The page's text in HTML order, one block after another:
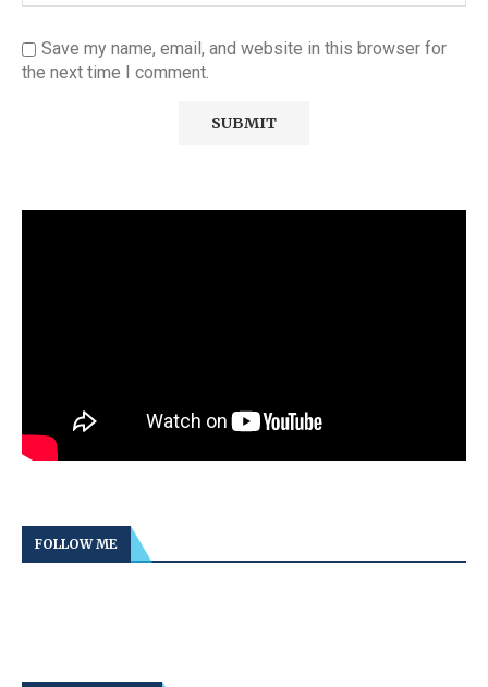
Save my name, email, and website in this browser for
the next time I comment.
FOLLOW ME